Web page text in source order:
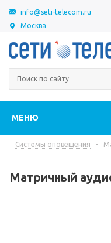
Москва
info@seti-telecom.ru
МЕНЮ
Системы оповещения -
Матричный